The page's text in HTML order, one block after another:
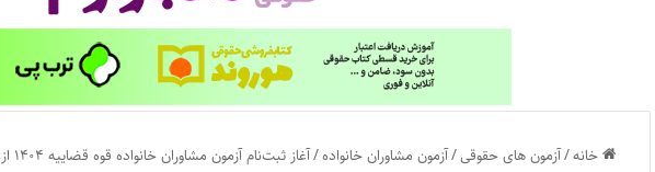
خانه/آزمون های حقوقی/آزمون مشاوران خانواده/آغاز ثبت‌نام آزمون مشاوران خانواده قوه قضاییه ۱۴۰۴ از امروز